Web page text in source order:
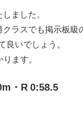
ました。
ラスでも掲示板
良いでしょう。
ます。
・R 0:58.5